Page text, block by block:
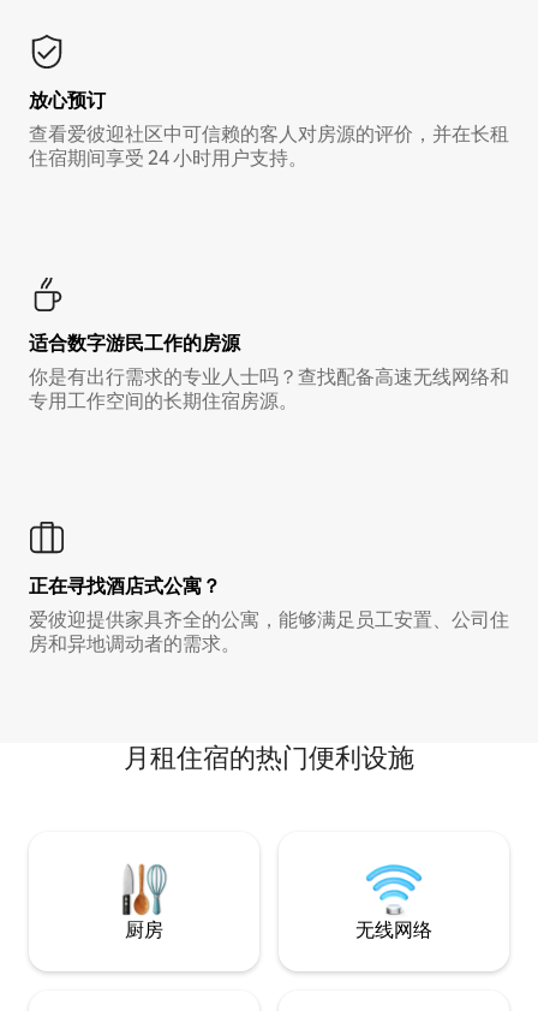
放心预订
查看爱彼迎社区中可信赖的客人对房源的评价，并在长租
住宿期间享受 24 小时用户支持。
适合数字游民工作的房源
你是有出行需求的专业人士吗？查找配备高速无线网络和
专用工作空间的长期住宿房源。
正在寻找酒店式公寓？
爱彼迎提供家具齐全的公寓，能够满足员工安置、公司住
房和异地调动者的需求。
月租住宿的热门便利设施
厨房 无线网络